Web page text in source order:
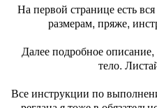
На первой странице есть
размерам, пряже,
Далее подробное описание,
тело.
Все инструкции по